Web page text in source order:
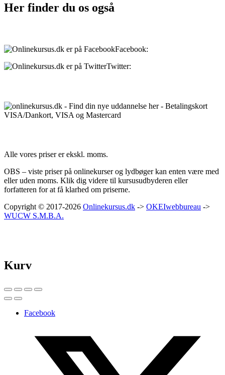
Her finder du os også
Facebook:
Twitter:
Alle vores priser er ekskl. moms.
OBS – viste priser på onlinekurser og lydbøger kan enten være med
eller uden moms. Klik dig videre til kursusudbyderen eller
forfatteren for at få klarhed om priserne.
Copyright © 2017-2026 Onlinekursus.dk -> OKEIwebbureau ->
WUCW S.M.B.A.
Kurv
Facebook